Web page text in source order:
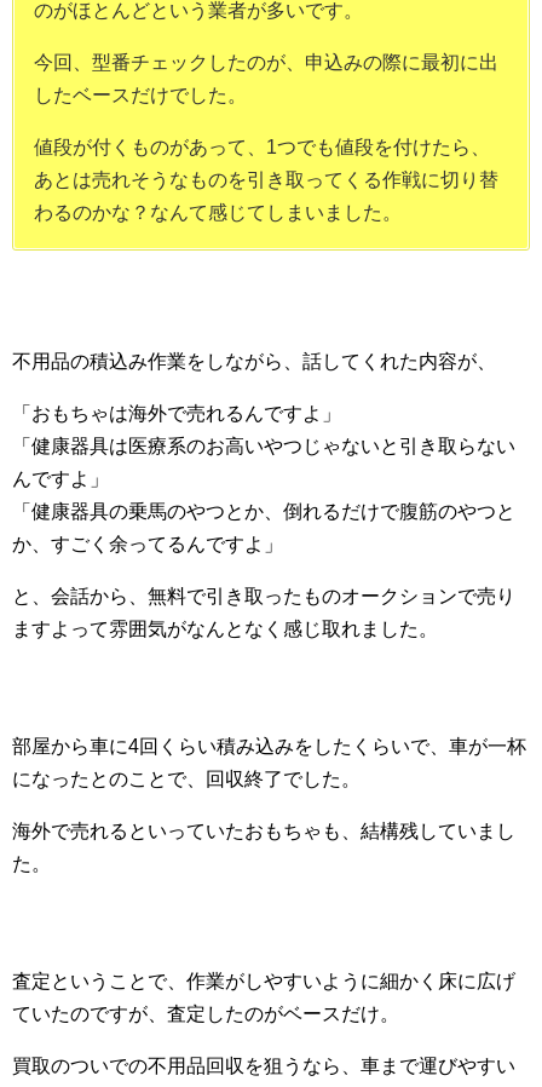
のがほとんどという業者が多いです。
今回、型番チェックしたのが、申込みの際に最初に出
したベースだけでした。
値段が付くものがあって、1つでも値段を付けたら、
あとは売れそうなものを引き取ってくる作戦に切り替
わるのかな？なんて感じてしまいました。
不用品の積込み作業をしながら、話してくれた内容が、
「おもちゃは海外で売れるんですよ」
「健康器具は医療系のお高いやつじゃないと引き取らない
んですよ」
「健康器具の乗馬のやつとか、倒れるだけで腹筋のやつと
か、すごく余ってるんですよ」
と、会話から、無料で引き取ったものオークションで売り
ますよって雰囲気がなんとなく感じ取れました。
部屋から車に4回くらい積み込みをしたくらいで、車が一杯
になったとのことで、回収終了でした。
海外で売れるといっていたおもちゃも、結構残していまし
た。
査定ということで、作業がしやすいように細かく床に広げ
ていたのですが、査定したのがベースだけ。
買取のついでの不用品回収を狙うなら、車まで運びやすい